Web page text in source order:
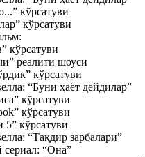
кўрсатуви
кўрсатуви
кўрсатуви
реалити шоуси
кўрсатуви
“Буни ҳаёт дейдилар”
кўрсатуви
кўрсатуви
5” кўрсатуви
“Тақдир зарбалари”
“Она”